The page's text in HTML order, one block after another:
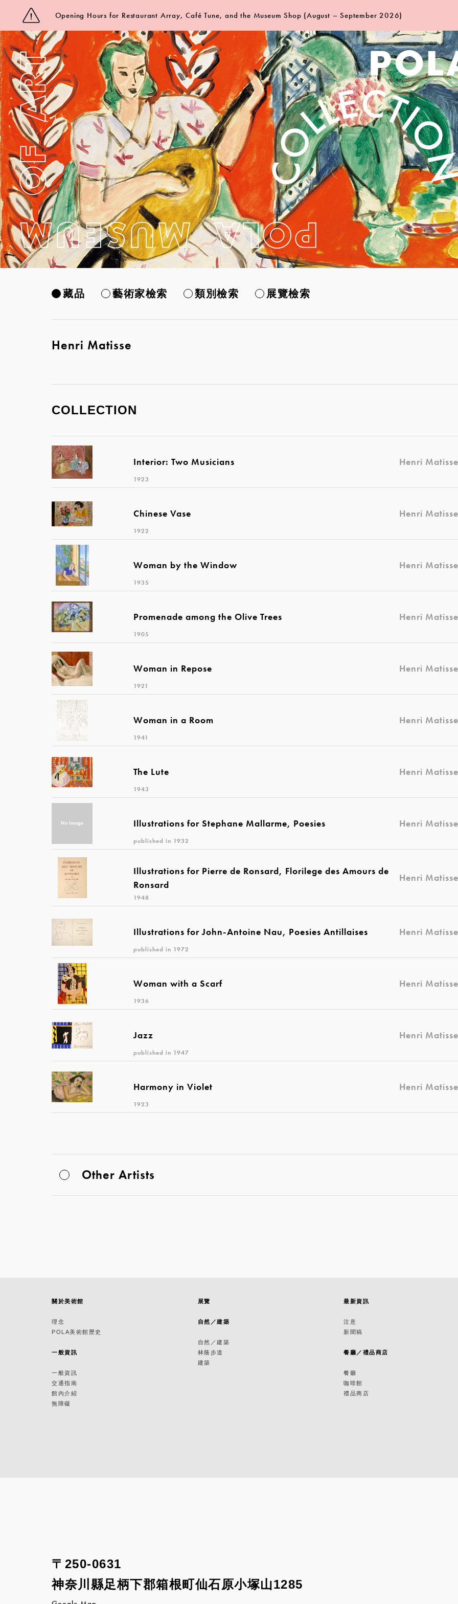
Opening Hours for Restaurant Array, Café Tune, and the Museum Shop (August – September 2026)
藏品 藝術家檢索 類別檢索 展覽檢索
Henri Matisse
COLLECTION
Interior: Two Musicians Henri Matisse
1923
Chinese Vase Henri Matisse
1922
Woman by the Window Henri Matisse
1935
Promenade among the Olive Trees Henri Matisse
1905
Woman in Repose Henri Matisse
1921
Woman in a Room Henri Matisse
1941
The Lute Henri Matisse
1943
Illustrations for Stephane Mallarme, Poesies Henri Matisse
published in 1932
Illustrations for Pierre de Ronsard, Florilege des Amours de
Ronsard
Henri Matisse
1948
Illustrations for John-Antoine Nau, Poesies Antillaises Henri Matisse
published in 1972
Woman with a Scarf Henri Matisse
1936
Jazz Henri Matisse
published in 1947
Harmony in Violet Henri Matisse
1923
Other Artists
關於美術館
理念
POLA美術館歷史
一般資訊
一般資訊
交通指南
館內介紹
無障礙
展覽
自然／建築
自然／建築
林蔭步道
建築
最新資訊
注意
新聞稿
餐廳／禮品商店
餐廳
咖啡館
禮品商店
〒250-0631
神奈川縣足柄下郡箱根町仙石原小塚山1285